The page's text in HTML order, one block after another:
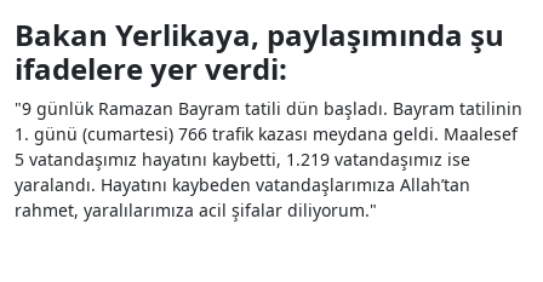
Bakan Yerlikaya, paylaşımında şu
ifadelere yer verdi:
"9 günlük Ramazan Bayram tatili dün başladı. Bayram tatilinin
1. günü (cumartesi) 766 trafik kazası meydana geldi. Maalesef
5 vatandaşımız hayatını kaybetti, 1.219 vatandaşımız ise
yaralandı. Hayatını kaybeden vatandaşlarımıza Allah’tan
rahmet, yaralılarımıza acil şifalar diliyorum."